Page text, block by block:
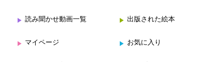
読み聞かせ動画一覧 出版された絵本
マイページ お気に入り